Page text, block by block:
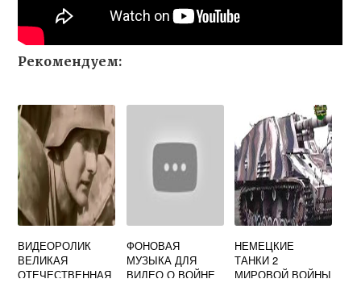
Рекомендуем:
ВИДЕОРОЛИК
ВЕЛИКАЯ
ОТЕЧЕСТВЕННАЯ
ФОНОВАЯ
МУЗЫКА ДЛЯ
ВИДЕО О ВОЙНЕ
НЕМЕЦКИЕ
ТАНКИ 2
МИРОВОЙ ВОЙНЫ